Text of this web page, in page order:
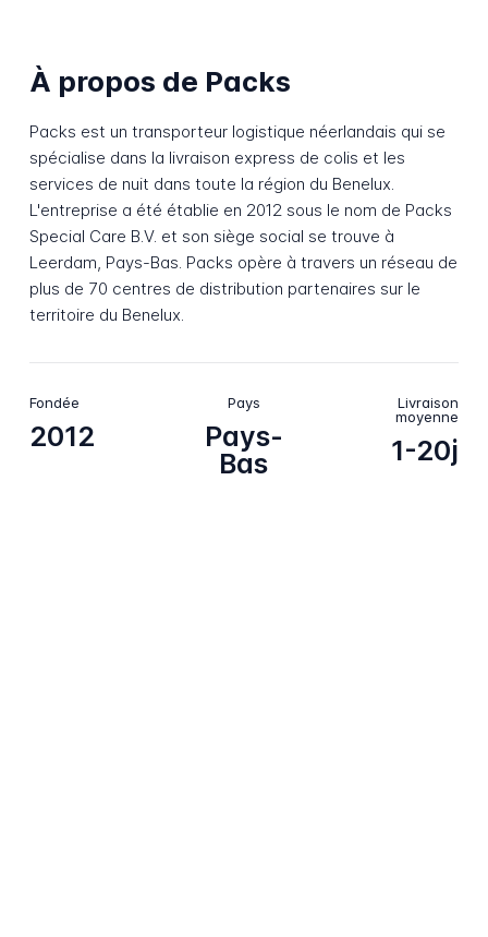
À propos de Packs
Packs est un transporteur logistique néerlandais qui se
spécialise dans la livraison express de colis et les
services de nuit dans toute la région du Benelux.
L'entreprise a été établie en 2012 sous le nom de Packs
Special Care B.V. et son siège social se trouve à
Leerdam, Pays-Bas. Packs opère à travers un réseau de
plus de 70 centres de distribution partenaires sur le
territoire du Benelux.
Fondée
2012
Pays
Pays-
Bas
Livraison
moyenne
1-20j